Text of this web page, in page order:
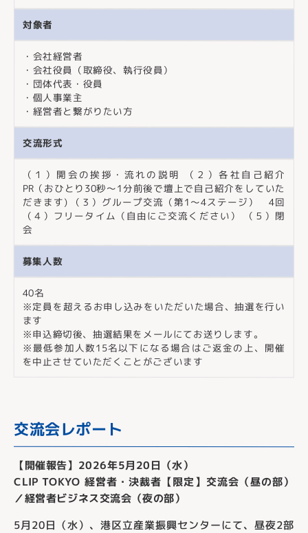
対象者
・会社経営者
・会社役員（取締役、執行役員）
・団体代表・役員
・個人事業主
・経営者と繋がりたい方
交流形式
（１）開会の挨拶・流れの説明 （２）各社自己紹介
PR（おひとり30秒〜1分前後で壇上で自己紹介をしていた
だきます) （３）グループ交流（第1〜4ステージ） 4回
（４）フリータイム（自由にご交流ください） （５）閉
会
募集人数
40名
※定員を超えるお申し込みをいただいた場合、抽選を行い
ます
※申込締切後、抽選結果をメールにてお送りします。
※最低参加人数15名以下になる場合はご返金の上、開催
を中止させていただくことがございます
交流会レポート
【開催報告】2026年5月20日（水）
CLIP TOKYO 経営者・決裁者【限定】交流会（昼の部）
／経営者ビジネス交流会（夜の部）
5月20日（水）、港区立産業振興センターにて、昼夜2部